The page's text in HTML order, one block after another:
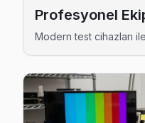
Çınar'de Toshiba TV
Esenyurt TV Servis
Esenkent
Toshiba TV
Esenkent Toshiba
Profesyonel
Modern test cihazları